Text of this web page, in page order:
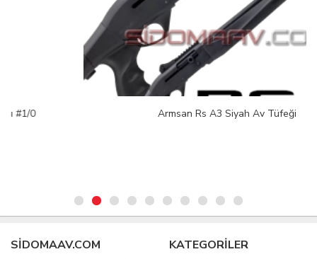
Armsan Rs A3 Siyah Av Tüfeği
SIDOMAAV.COM KATEGORİLER